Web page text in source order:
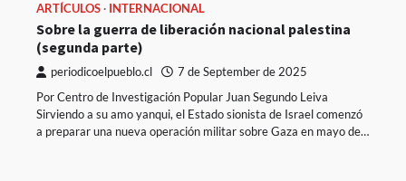
ARTÍCULOS INTERNACIONAL
Sobre la guerra de liberación nacional palestina
(segunda parte)
periodicoelpueblo.cl 7 de September de 2025
Por Centro de Investigación Popular Juan Segundo Leiva
Sirviendo a su amo yanqui, el Estado sionista de Israel comenzó
a preparar una nueva operación militar sobre Gaza en mayo de…